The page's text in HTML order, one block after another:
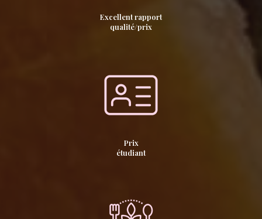
Excellent rapport
qualité/prix
Prix
étudiant